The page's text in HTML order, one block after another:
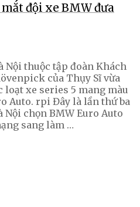
đội xe BMW đưa
thuộc tập đoàn Khách
của Thụy Sĩ vừa
xe series 5 mang màu
Auto. rpi Đây là lần thứ ba
chọn BMW Euro Auto
sang làm …